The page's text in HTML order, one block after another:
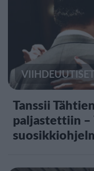
Tanssii
paljastettiin –